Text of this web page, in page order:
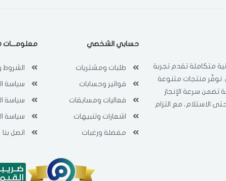
متكاملة تقدم تجربة
نوفّر منتجات متنوعة
تضمن سرعة الإنجاز
الاستلام، مع التزام
حسابي الشخصي
طلبات ومشتريات
فواتير وحسابات
فعاليات ومسابقات
اشعارات وتنبيهات
مفضلة ورغبات
معلومـــات
الشروط
سياسة
سياسة
سياسة
اتصل بنا